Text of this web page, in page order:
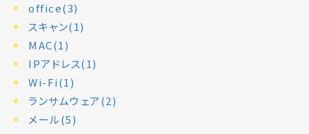
office(3)
スキャン(1)
MAC(1)
IPアドレス(1)
Wi-Fi(1)
ランサムウェア(2)
メール(5)